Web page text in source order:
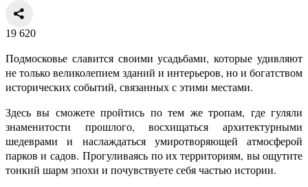
19 620
Подмосковье славится своими усадьбами, которые удивляют
не только великолепием зданий и интерьеров, но и богатством
исторических событий, связанных с этими местами.
Здесь вы сможете пройтись по тем же тропам, где гуляли
знаменитости прошлого, восхищаться архитектурными
шедеврами и наслаждаться умиротворяющей атмосферой
парков и садов. Прогуливаясь по их территориям, вы ощутите
тонкий шарм эпохи и почувствуете себя частью истории.